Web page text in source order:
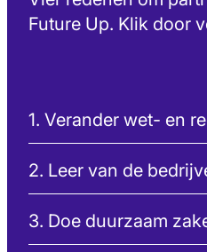
Future Up. Klik door
1. Verander wet- en
2. Leer van de
3. Doe duurzaam